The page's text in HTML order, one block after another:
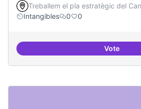
Treballem el pla estratègic del
Intangibles
0 0
VoteAntenes